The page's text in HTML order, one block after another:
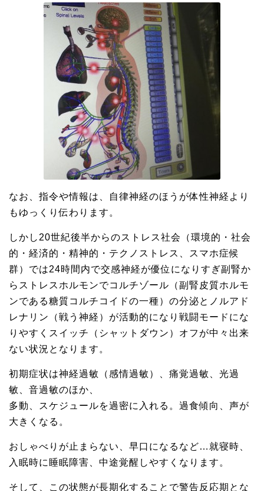
なお、指令や情報は、自律神経のほうが体性神経より
もゆっくり伝わります。
しかし20世紀後半からのストレス社会（環境的・社会
的・経済的・精神的・テクノストレス、スマホ症候
群）では24時間内で交感神経が優位になりすぎ副腎か
らストレスホルモンでコルチゾール（副腎皮質ホルモ
ンである糖質コルチコイドの一種）の分泌とノルアド
レナリン（戦う神経）が活動的になり戦闘モードにな
りやすくスイッチ（シャットダウン）オフが中々出来
ない状況となります。
初期症状は神経過敏（感情過敏）、痛覚過敏、光過
敏、音過敏のほか、
多動、スケジュールを過密に入れる。過食傾向、声が
大きくなる。
おしゃべりが止まらない、早口になるなど…就寝時、
入眠時に睡眠障害、中途覚醒しやすくなります。
そして、この状態が長期化することで警告反応期とな